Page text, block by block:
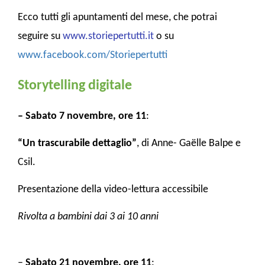
Ecco tutti gli apuntamenti del mese, che potrai
seguire su www.storiepertutti.it o su
www.facebook.com/Storiepertutti
Storytelling digitale
– Sabato 7 novembre, ore 11:
“Un trascurabile dettaglio”, di Anne- Gaëlle Balpe e
Csil.
Presentazione della video-lettura accessibile
Rivolta a bambini dai 3 ai 10 anni